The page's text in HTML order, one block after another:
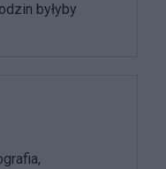
byłyby